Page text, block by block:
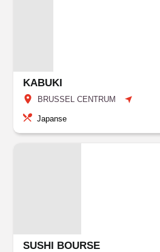
KABUKI
BRUSSEL CENTRUM
Japanse
SUSHI BOURSE